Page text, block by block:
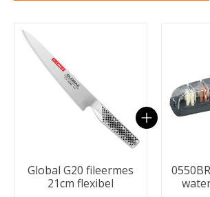
Carrousel van gebundelde producten
Global G20 fileermes
21cm flexibel